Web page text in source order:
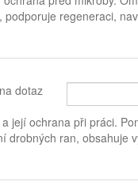
regeneraci,
dotaz
její ochrana při práci.
drobných ran, obsahuje